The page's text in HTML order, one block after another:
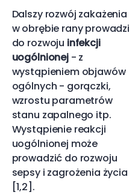
Dalszy rozwój zakażenia
w obrębie rany prowadzi
do rozwoju infekcji
uogólnionej - z
wystąpieniem objawów
ogólnych - gorączki,
wzrostu parametrów
stanu zapalnego itp.
Wystąpienie reakcji
uogólnionej może
prowadzić do rozwoju
sepsy i zagrożenia życia
[1,2].